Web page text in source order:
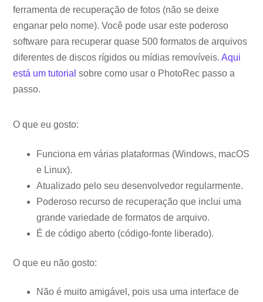
ferramenta de recuperação de fotos (não se deixe
enganar pelo nome). Você pode usar este poderoso
software para recuperar quase 500 formatos de arquivos
diferentes de discos rígidos ou mídias removíveis.Aqui
está um tutorial sobre como usar o PhotoRec passo a
passo.
O que eu gosto:
Funciona em várias plataformas (Windows, macOS
e Linux).
Atualizado pelo seu desenvolvedor regularmente.
Poderoso recurso de recuperação que inclui uma
grande variedade de formatos de arquivo.
É de código aberto (código-fonte liberado).
O que eu não gosto:
Não é muito amigável, pois usa uma interface de